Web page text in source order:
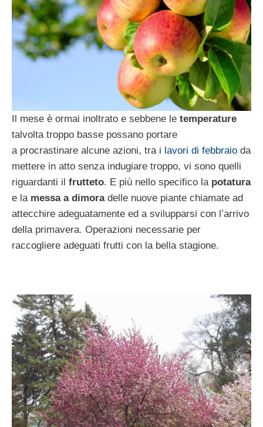
Il mese è ormai inoltrato e sebbene le temperature
talvolta troppo basse possano portare
a procrastinare alcune azioni, tra i lavori di febbraio da
mettere in atto senza indugiare troppo, vi sono quelli
riguardanti il frutteto. E più nello specifico la potatura
e la messa a dimoradelle nuove piante chiamate ad
attecchire adeguatamente ed a svilupparsi con l’arrivo
della primavera. Operazioni necessarie per
raccogliere adeguati frutti con la bella stagione.